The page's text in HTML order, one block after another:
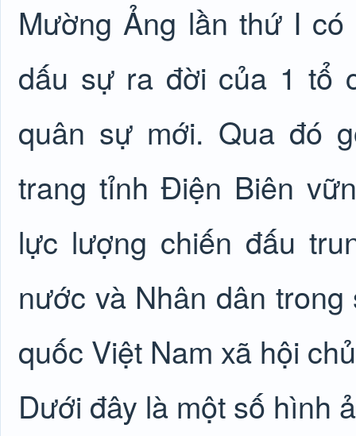
Mường Ảng lần thứ I
dấu sự ra đời của 1 tổ
quân sự mới. Qua đó
trang tỉnh Điện Biên
lực lượng chiến đấu
nước và Nhân dân
quốc Việt Nam xã hội
Dưới đây là một số hình